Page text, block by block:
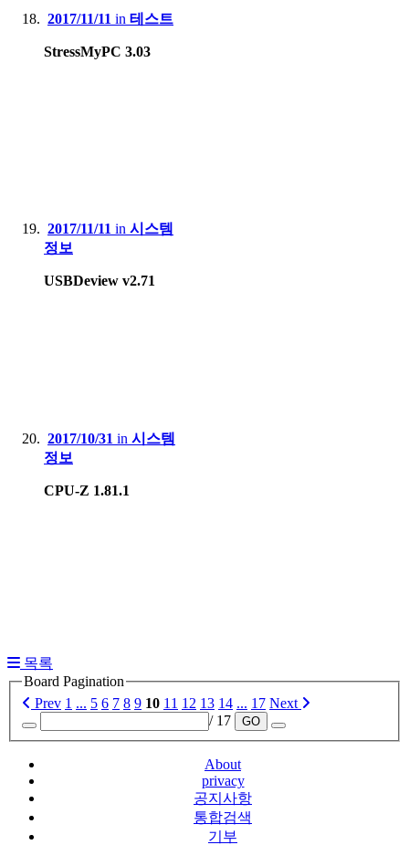
2017/11/11 in 테스트
StressMyPC 3.03
2017/11/11 in 시스템
정보
USBDeview v2.71
2017/10/31 in 시스템
정보
CPU-Z 1.81.1
목록
Board Pagination
Prev 1 ... 5 6 7 8 9 10 11 12 13 14 ... 17 Next
/ 17
GO
About
privacy
공지사항
통합검색
기부